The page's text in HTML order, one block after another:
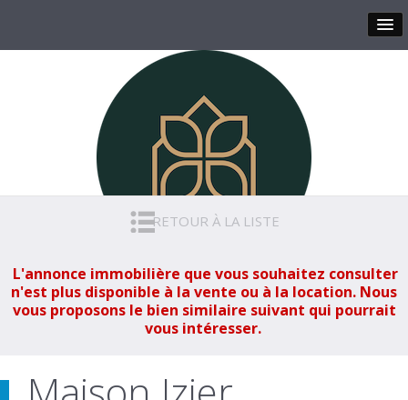
RETOUR À LA LISTE
L'annonce immobilière que vous souhaitez consulter
n'est plus disponible à la vente ou à la location. Nous
vous proposons le bien similaire suivant qui pourrait
vous intéresser.